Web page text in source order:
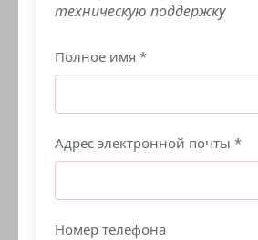
техническую поддержку
Полное имя *
Адрес электронной почты *
Номер телефона